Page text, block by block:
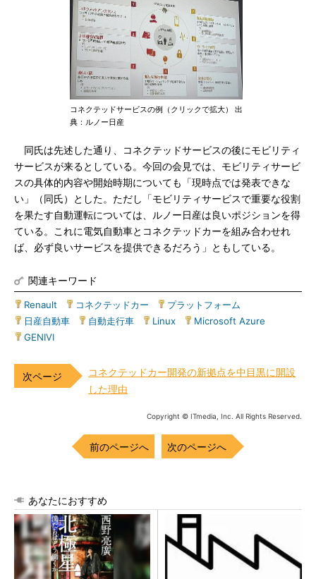
コネクテッドサービスの例（クリックで拡大） 出
典：ルノー日産
同氏は先述した通り、コネクテッドサービスの後にモビリティ
サービスが来るとしている。今回の会見では、モビリティサービ
スの具体的内容や開始時期についても「現時点では発表できな
い」（同氏）とした。ただし「モビリティサービスで重要な役割
を果たす自動運転については、ルノー日産は良いポジションを得
ている。これに電気自動車とコネクテッドカーを組み合わせれ
ば、必ず良いサービスを提供できるだろう」ともしている。
関連キーワード
Renault コネクテッドカー プラットフォーム
日産自動車
自動走行車 Linux Microsoft Azure
GENIVI
コネクテッドカー開発の新拠点を中目黒に開設
した理由
Copyright © ITmedia, Inc. All Rights Reserved.
前のページへ 次のページへ
あなたにおすすめ